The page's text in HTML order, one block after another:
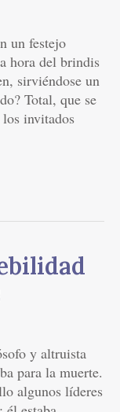
un festejo
hora del brindis
sirviéndose un
Total, que se
invitados
y altruista
para la muerte.
algunos líderes